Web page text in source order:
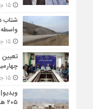
15 جولای 2025 - 10:51
شتاب
واسطه
15 جولای 2025 - 10:41
15 جولای 2025 - 10:35
۲۰۵ هکتاری نهضت ملی مسکن سمنان